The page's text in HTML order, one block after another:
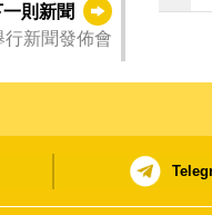
一則新聞
行新聞發佈會